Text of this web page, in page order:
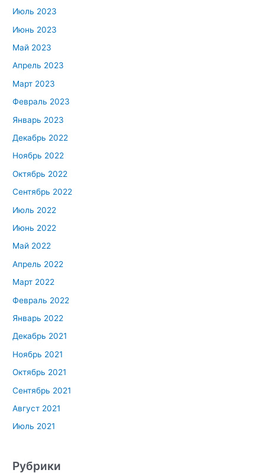
Июль 2023
Июнь 2023
Май 2023
Апрель 2023
Март 2023
Февраль 2023
Январь 2023
Декабрь 2022
Ноябрь 2022
Октябрь 2022
Сентябрь 2022
Июль 2022
Июнь 2022
Май 2022
Апрель 2022
Март 2022
Февраль 2022
Январь 2022
Декабрь 2021
Ноябрь 2021
Октябрь 2021
Сентябрь 2021
Август 2021
Июль 2021
Рубрики